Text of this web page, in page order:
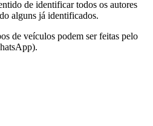
de identificar todos os autores
alguns já identificados.
de veículos podem ser feitas pelo